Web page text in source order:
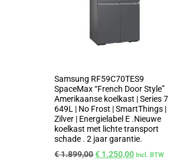
Samsung RF59C70TES9
SpaceMax “French Door Style”
Amerikaanse koelkast | Series 7
649L | No Frost | SmartThings |
Zilver | Energielabel E .Nieuwe
koelkast met lichte transport
schade . 2 jaar garantie.
€1.899,00€ 1.250,00 Incl. BTW